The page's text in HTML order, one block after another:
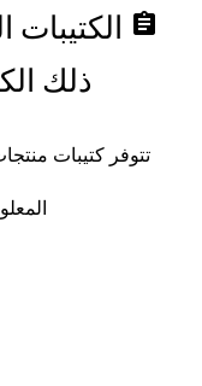
assignment الكتيبات
ذلك